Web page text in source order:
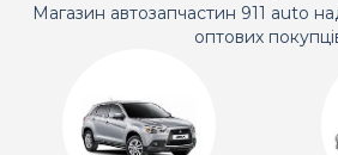
Магазин автозапчастин 911 auto
оптових